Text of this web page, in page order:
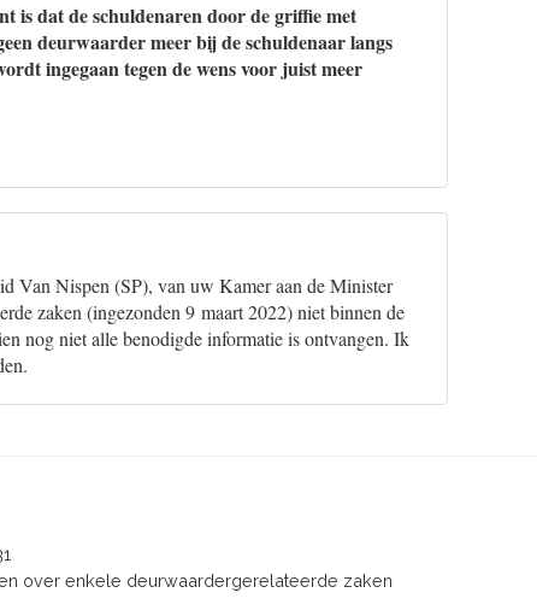
is dat de schuldenaren door de griffie met
deurwaarder meer bij de schuldenaar langs
ingegaan tegen de wens voor juist meer
Van Nispen (SP), van uw Kamer aan de Minister
zaken (ingezonden 9 maart 2022) niet binnen de
nog niet alle benodigde informatie is ontvangen. Ik
over enkele deurwaardergerelateerde zaken